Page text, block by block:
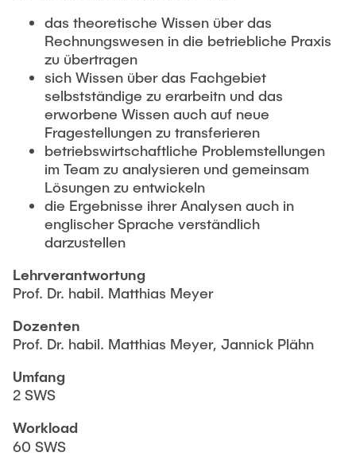
das theoretische Wissen über das
Rechnungswesen in die betriebliche Praxis
zu übertragen
sich Wissen über das Fachgebiet
selbstständige zu erarbeitn und das
erworbene Wissen auch auf neue
Fragestellungen zu transferieren
betriebswirtschaftliche Problemstellungen
im Team zu analysieren und gemeinsam
Lösungen zu entwickeln
die Ergebnisse ihrer Analysen auch in
englischer Sprache verständlich
darzustellen
Lehrverantwortung
Prof. Dr. habil. Matthias Meyer
Dozenten
Prof. Dr. habil. Matthias Meyer, Jannick Plähn
Umfang
2 SWS
Workload
60 SWS